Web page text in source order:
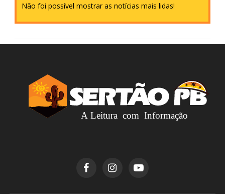
Não foi possível mostrar as notícias mais lidas!